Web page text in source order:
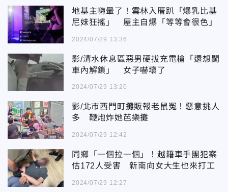
地基主嗨暈了！雲林入厝趴「爆乳比基
尼妹狂搖」 屋主自爆「等等會很色」
2024/07/29 13:36
影/清水休息區惡男硬拔充電槍「還想闖
車內解鎖」 女子嚇壞了
2024/07/29 13:20
影/北市西門町攤販報老鼠冤！惡意挑人
多 鞭炮炸她芭樂攤
2024/07/29 12:42
同鄉「一個拉一個」！越籍車手團犯案
估172人受害 新南向女大生也來打工
2024/07/29 12:27